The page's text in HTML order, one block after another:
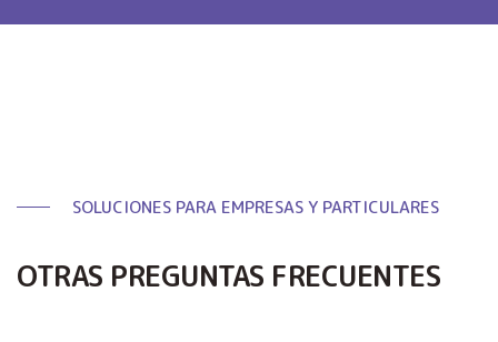
SOLUCIONES PARA EMPRESAS Y PARTICULARES
OTRAS PREGUNTAS FRECUENTES